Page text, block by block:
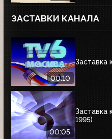
ЗАСТАВКИ КАНАЛА
00:10
Заставка
00:05
Заставка
1995)